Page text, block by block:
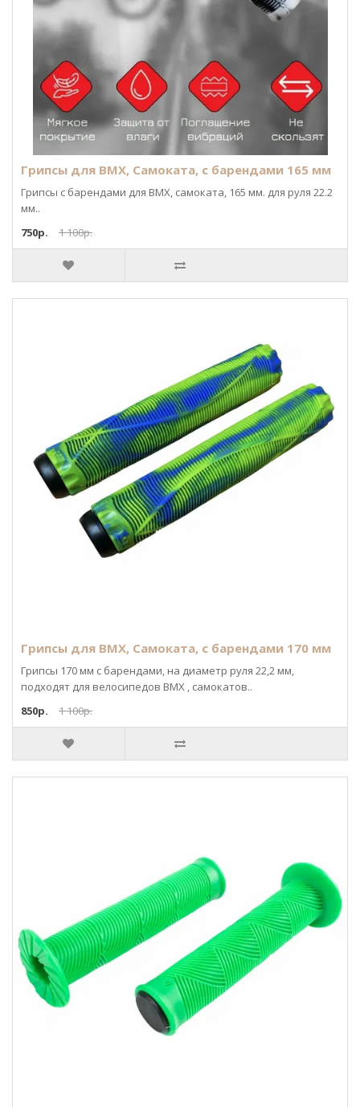
Грипсы для BMX, Самоката, с барендами 165 мм
Грипсы с барендами для BMX, самоката, 165 мм. для руля 22.2
мм..
750р.
1 100р.
Грипсы для BMX, Самоката, с барендами 170 мм
Грипсы 170 мм с барендами, на диаметр руля 22,2 мм,
подходят для велосипедов BMX , самокатов..
850р.
1 100р.